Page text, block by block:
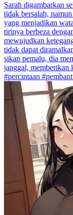
Sarah digambarkan
tidak bersalah,
yang menjadikan
tirinya berbeza
mewujudkan
tidak dapat
sikap pemalu, dia
janggal, memberikan
#percintaan